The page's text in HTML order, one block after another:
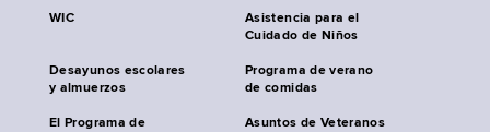
WIC
Asistencia para el
Cuidado de Niños
Desayunos escolares
y almuerzos
Programa de verano
de comidas
El Programa de
Asuntos de Veteranos